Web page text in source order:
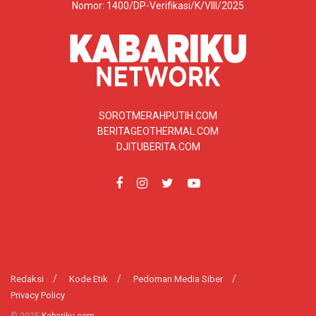
Nomor: 1400/DP-Verifikasi/K/VIII/2025
SOROTMERAHPUTIH.COM
BERITAGEOTHERMAL.COM
DJITUBERITA.COM
Redaksi Kode Etik
Pedoman Media Siber
Privacy Policy